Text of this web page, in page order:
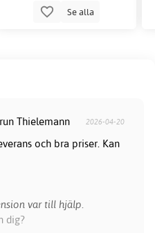
Se alla
Thielemann 2026-04-20
och bra priser. Kan
var till hjälp.
dig?